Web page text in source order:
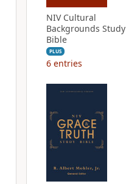
NIV Cultural
Backgrounds Study
Bible
PLUS
6 entries